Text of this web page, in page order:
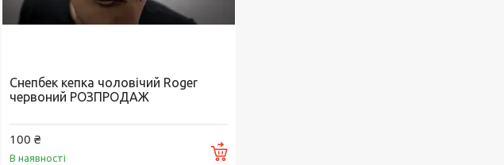
Купити
Снепбек кепка чоловічий Roger
червоний РОЗПРОДАЖ
100 ₴
В наявності